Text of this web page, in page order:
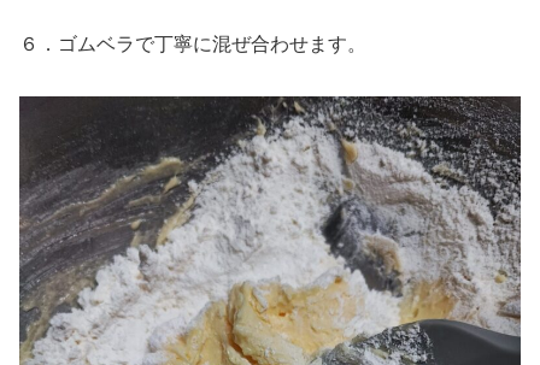
６．ゴムベラで丁寧に混ぜ合わせます。